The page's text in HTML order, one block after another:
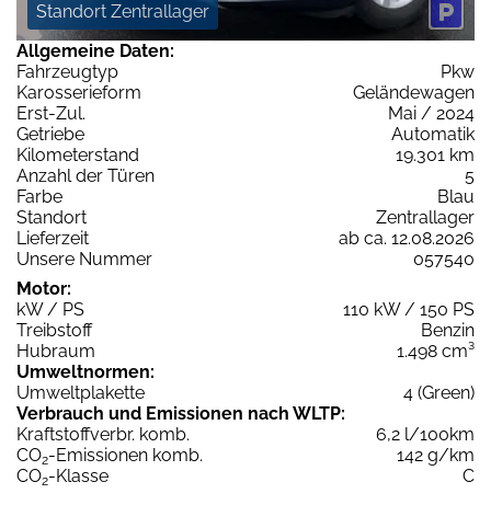
Standort Zentrallager
Allgemeine Daten:
Fahrzeugtyp
Pkw
Karosserieform
Geländewagen
Erst-Zul.
Mai / 2024
Getriebe
Automatik
Kilometerstand
19.301 km
Anzahl der Türen
5
Farbe
Blau
Standort
Zentrallager
Lieferzeit
ab ca. 12.08.2026
Unsere Nummer
057540
Motor:
kW / PS
110 kW / 150 PS
Treibstoff
Benzin
Hubraum
1.498 cm³
Umweltnormen:
Umweltplakette
4 (Green)
Verbrauch und Emissionen nach WLTP:
Kraftstoffverbr. komb.
6,2 l/100km
CO2-Emissionen komb.
142 g/km
CO2-Klasse
C